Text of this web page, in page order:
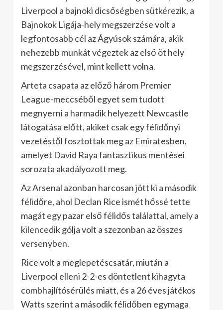
Liverpool a bajnoki dicsőségben sütkérezik, a
Bajnokok Ligája-hely megszerzése volt a
legfontosabb cél az Ágyúsok számára, akik
nehezebb munkát végeztek az első öt hely
megszerzésével, mint kellett volna.
Arteta csapata az előző három Premier
League-meccséből egyet sem tudott
megnyerni a harmadik helyezett Newcastle
látogatása előtt, akiket csak egy félidőnyi
vezetéstől fosztottak meg az Emiratesben,
amelyet David Raya fantasztikus mentései
sorozata akadályozott meg.
Az Arsenal azonban harcosan jött ki a második
félidőre, ahol Declan Rice ismét hőssé tette
magát egy pazar első félidős találattal, amely a
kilencedik gólja volt a szezonban az összes
versenyben.
Rice volt a meglepetéscsatár, miután a
Liverpool elleni 2-2-es döntetlent kihagyta
combhajlítósérülés miatt, és a 26 éves játékos
Watts szerint a második félidőben egymaga